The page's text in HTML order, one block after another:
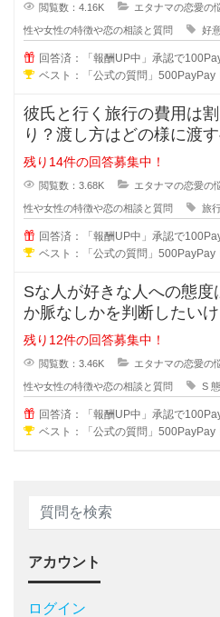
閲覧数：4.16K エタナマの恋愛の
性や女性の特徴や恋の相談と質問 好
回答済：「報酬UP中」承認で
ベスト：「公式の質問」500PayPay
彼氏と行く旅行の費用は
り？渡し方はどの様に渡
金額が決まっている場合や
残り14件の回答募集中！
閲覧数：3.68K エタナマの恋愛の
性や女性の特徴や恋の相談と質問 旅
回答済：「報酬UP中」承認で
ベスト：「公式の質問」500PayPay
Sな人が好きな人への態度
か脈なしかを判断したい
考えで好きな人への態度が
残り12件の回答募集中！
閲覧数：3.46K エタナマの恋愛の
性や女性の特徴や恋の相談と質問 S
回答済：「報酬UP中」承認で
ベスト：「公式の質問」500PayPay
アカウント
ログイン